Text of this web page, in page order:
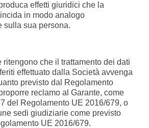
effetti giuridici che la
in modo analogo
sulla sua persona.
ritengono che il trattamento dei dati
effettuato dalla Società avvenga
previsto dal Regolamento
reclamo al Garante, come
del Regolamento UE 2016/679, o
sedi giudiziarie come previsto
UE 2016/679.